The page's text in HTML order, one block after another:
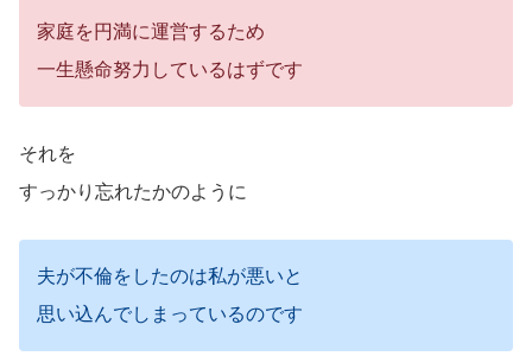
家庭を円満に運営するため
一生懸命努力しているはずです
それを
すっかり忘れたかのように
夫が不倫をしたのは私が悪いと
思い込んでしまっているのです